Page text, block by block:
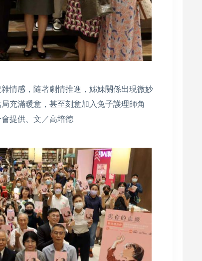
情感，隨著劇情推進，姊妹關係出現微妙
充滿暖意，甚至刻意加入兔子護理師角
提供、文／高培德